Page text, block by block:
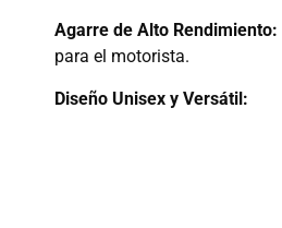
Agarre de Alto Rendimiento:
para el motorista.
Diseño Unisex y Versátil: